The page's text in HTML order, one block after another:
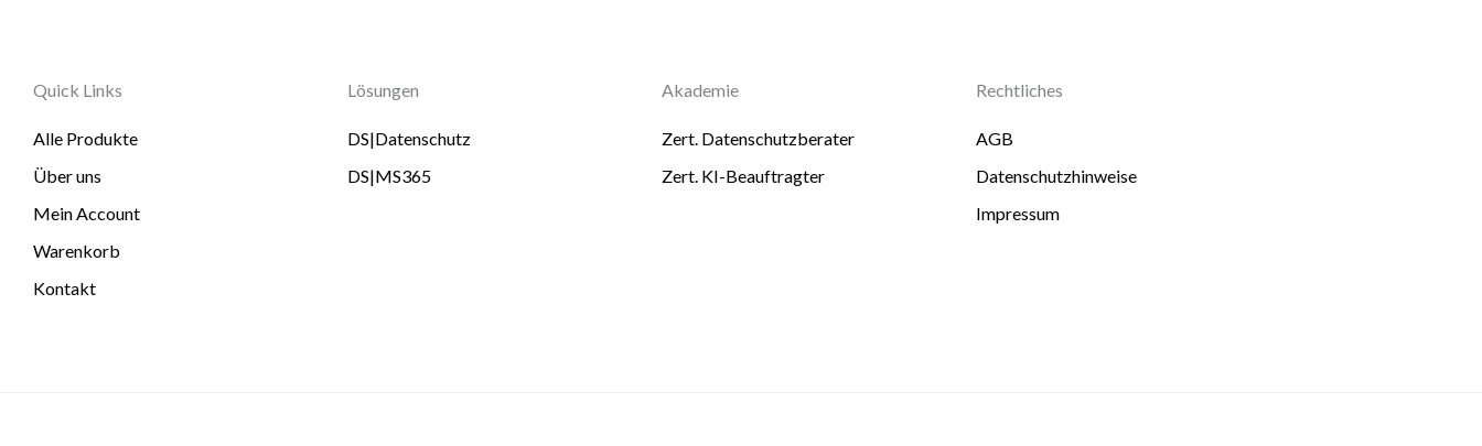
Quick Links
Alle Produkte
Über uns
Mein Account
Warenkorb
Kontakt
Lösungen
DS|Datenschutz
DS|MS365
Akademie
Zert. Datenschutzberater
Zert. KI-Beauftragter
Rechtliches
AGB
Datenschutzhinweise
Impressum